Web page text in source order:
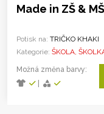
Made in ZŠ &
Potisk na: TRIČKO KHAKI
Kategorie: ŠKOLA,
Možná změna barvy: